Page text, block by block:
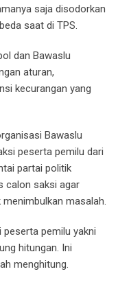
saja disodorkan
saat di TPS.
dan Bawaslu
aturan,
kecurangan yang
Bawaslu
peserta pemilu dari
partai politik
calon saksi agar
masalah.
pemilu yakni
hitungan. Ini
menghitung.